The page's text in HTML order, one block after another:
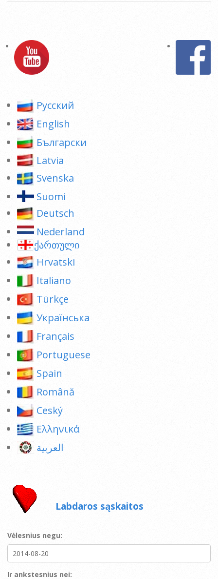
Pусский
English
Български
Latvia
Svenska
Suomi
Deutsch
Nederland
ქართული
Hrvatski
Italiano
Türkçe
Українська
Français
Portuguese
Spain
Română
Ceský
Ελληνικά
العربية
Labdaros sąskaitos
Vėlesnius negu:
Ir ankstesnius nei: